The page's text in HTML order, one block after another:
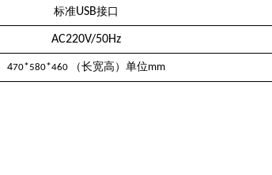
标准USB接口
AC220V/50Hz
470*580*460 （长宽高）单位mm